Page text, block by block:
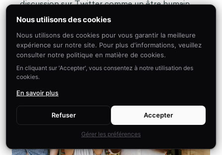
discussion sur Twitter comme un être humain
pourrait être un antidote puissant à la
Nous utilisons des cookies
Nous utilisons des cookies pour vous garantir la meilleure
expérience sur notre site. Pour plus d'informations, veuillez
consulter notre politique en matière de cookies.
En cliquant sur 'Accepter', vous consentez à notre utilisation des
cookies.
En savoir plus
Refuser Accepter
Gérer les préférences